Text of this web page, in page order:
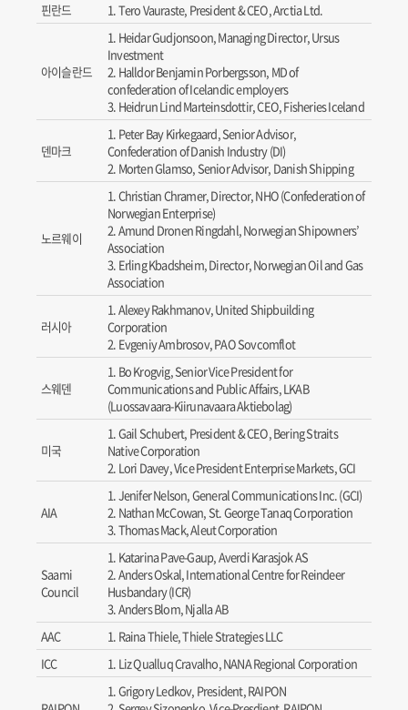
핀란드
Tero Vauraste, President & CEO, Arctia Ltd.
아이슬란드
Heidar Gudjonsoon, Managing Director, Ursus
Investment
Halldor Benjamin Porbergsson, MD of
confederation of Icelandic employers
Heidrun Lind Marteinsdottir, CEO, Fisheries Iceland
덴마크
Peter Bay Kirkegaard, Senior Advisor,
Confederation of Danish Industry (DI)
Morten Glamso, Senior Advisor, Danish Shipping
노르웨이
Christian Chramer, Director, NHO (Confederation of
Norwegian Enterprise)
Amund Dronen Ringdahl, Norwegian Shipowners’
Association
Erling Kbadsheim, Director, Norwegian Oil and Gas
Association
러시아
Alexey Rakhmanov, United Shipbuilding
Corporation
Evgeniy Ambrosov, PAO Sovcomflot
스웨덴
Bo Krogvig, Senior Vice President for
Communications and Public Affairs, LKAB
(Luossavaara-Kiirunavaara Aktiebolag)
미국
Gail Schubert, President & CEO, Bering Straits
Native Corporation
Lori Davey, Vice President Enterprise Markets, GCI
AIA
Jenifer Nelson, General Communications Inc. (GCI)
Nathan McCowan, St. George Tanaq Corporation
Thomas Mack, Aleut Corporation
Saami
Council
Katarina Pave-Gaup, Averdi Karasjok AS
Anders Oskal, International Centre for Reindeer
Husbandary (ICR)
Anders Blom, Njalla AB
AAC
Raina Thiele, Thiele Strategies LLC
ICC
Liz Qualluq Cravalho, NANA Regional Corporation
Grigory Ledkov, President, RAIPON